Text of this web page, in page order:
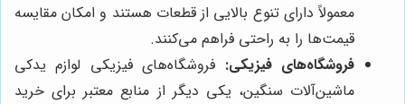
معمولاً دارای تنوع بالایی از قطعات هستند و امکان مقایسه
قیمت‌ها را به راحتی فراهم می‌کنند.
فروشگاه‌های فیزیکی: فروشگاه‌های فیزیکی لوازم یدکی
ماشین‌آلات سنگین، یکی دیگر از منابع معتبر برای خرید